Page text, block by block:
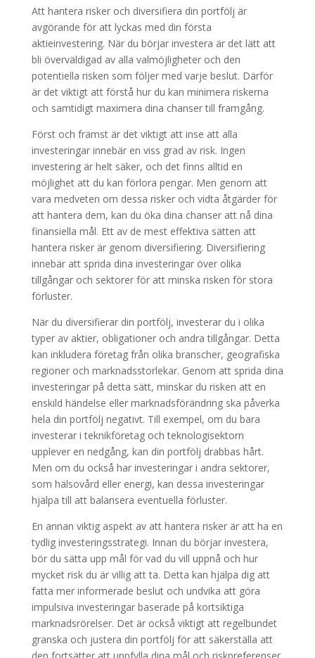
Att hantera risker och diversifiera din portfölj är
avgörande för att lyckas med din första
aktieinvestering. När du börjar investera är det lätt att
bli överväldigad av alla valmöjligheter och den
potentiella risken som följer med varje beslut. Därför
är det viktigt att förstå hur du kan minimera riskerna
och samtidigt maximera dina chanser till framgång.
Först och främst är det viktigt att inse att alla
investeringar innebär en viss grad av risk. Ingen
investering är helt säker, och det finns alltid en
möjlighet att du kan förlora pengar. Men genom att
vara medveten om dessa risker och vidta åtgärder för
att hantera dem, kan du öka dina chanser att nå dina
finansiella mål. Ett av de mest effektiva sätten att
hantera risker är genom diversifiering. Diversifiering
innebär att sprida dina investeringar över olika
tillgångar och sektorer för att minska risken för stora
förluster.
När du diversifierar din portfölj, investerar du i olika
typer av aktier, obligationer och andra tillgångar. Detta
kan inkludera företag från olika branscher, geografiska
regioner och marknadsstorlekar. Genom att sprida dina
investeringar på detta sätt, minskar du risken att en
enskild händelse eller marknadsförändring ska påverka
hela din portfölj negativt. Till exempel, om du bara
investerar i teknikföretag och teknologisektorn
upplever en nedgång, kan din portfölj drabbas hårt.
Men om du också har investeringar i andra sektorer,
som hälsovård eller energi, kan dessa investeringar
hjälpa till att balansera eventuella förluster.
En annan viktig aspekt av att hantera risker är att ha en
tydlig investeringsstrategi. Innan du börjar investera,
bör du sätta upp mål för vad du vill uppnå och hur
mycket risk du är villig att ta. Detta kan hjälpa dig att
fatta mer informerade beslut och undvika att göra
impulsiva investeringar baserade på kortsiktiga
marknadsrörelser. Det är också viktigt att regelbundet
granska och justera din portfölj för att säkerställa att